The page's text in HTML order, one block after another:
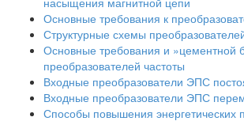
Основные требования к
Структурные схемы
Основные требования и »цементной
преобразователей частоты
Входные преобразователи ЭПС
Входные преобразователи ЭПС
Способы повышения энергетических